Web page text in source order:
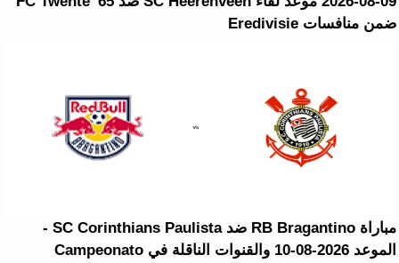
ضمن منافسات Eredivisie
مباراة RB Bragantino ضد SC Corinthians Paulista -
الموعد 2026-08-10 والقنوات الناقلة في Campeonato